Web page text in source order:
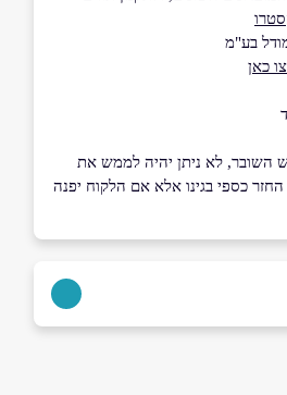
בע"מ
כאן
השובר, לא ניתן יהיה לממש את
החזר כספי בגינו אלא אם הלקוח יפנה